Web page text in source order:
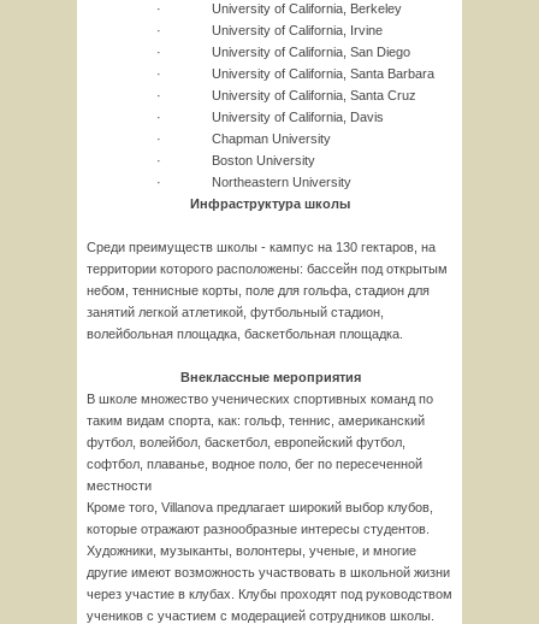
· University of California, Berkeley
· University of California, Irvine
· University of California, San Diego
· University of California, Santa Barbara
· University of California, Santa Cruz
· University of California, Davis
· Chapman University
· Boston University
· Northeastern University
Инфраструктура школы
Среди преимуществ школы - кампус на 130 гектаров, на
территории которого расположены: бассейн под открытым
небом, теннисные корты, поле для гольфа, стадион для
занятий легкой атлетикой, футбольный стадион,
волейбольная площадка, баскетбольная площадка.
Внеклассные мероприятия
В школе множество ученических спортивных команд по
таким видам спорта, как: гольф, теннис, американский
футбол, волейбол, баскетбол, европейский футбол,
софтбол, плаванье, водное поло, бег по пересеченной
местности
Кроме того, Villanova предлагает широкий выбор клубов,
которые отражают разнообразные интересы студентов.
Художники, музыканты, волонтеры, ученые, и многие
другие имеют возможность участвовать в школьной жизни
через участие в клубах. Клубы проходят под руководством
учеников с участием с модерацией сотрудников школы.